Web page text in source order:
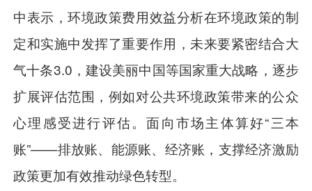
中表示，环境政策费用效益分析在环境政策的制
定和实施中发挥了重要作用，未来要紧密结合大
气十条3.0，建设美丽中国等国家重大战略，逐步
扩展评估范围，例如对公共环境政策带来的公众
心理感受进行评估。面向市场主体算好“三本
账”——排放账、能源账、经济账，支撑经济激励
政策更加有效推动绿色转型。